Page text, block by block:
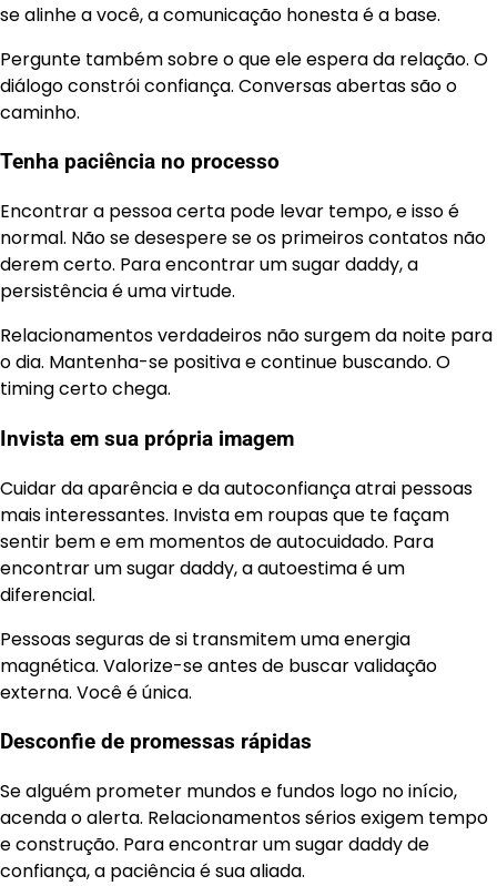
se alinhe a você, a comunicação honesta é a base.
Pergunte também sobre o que ele espera da relação. O
diálogo constrói confiança. Conversas abertas são o
caminho.
Tenha paciência no processo
Encontrar a pessoa certa pode levar tempo, e isso é
normal. Não se desespere se os primeiros contatos não
derem certo. Para encontrar um sugar daddy, a
persistência é uma virtude.
Relacionamentos verdadeiros não surgem da noite para
o dia. Mantenha-se positiva e continue buscando. O
timing certo chega.
Invista em sua própria imagem
Cuidar da aparência e da autoconfiança atrai pessoas
mais interessantes. Invista em roupas que te façam
sentir bem e em momentos de autocuidado. Para
encontrar um sugar daddy, a autoestima é um
diferencial.
Pessoas seguras de si transmitem uma energia
magnética. Valorize-se antes de buscar validação
externa. Você é única.
Desconfie de promessas rápidas
Se alguém prometer mundos e fundos logo no início,
acenda o alerta. Relacionamentos sérios exigem tempo
e construção. Para encontrar um sugar daddy de
confiança, a paciência é sua aliada.